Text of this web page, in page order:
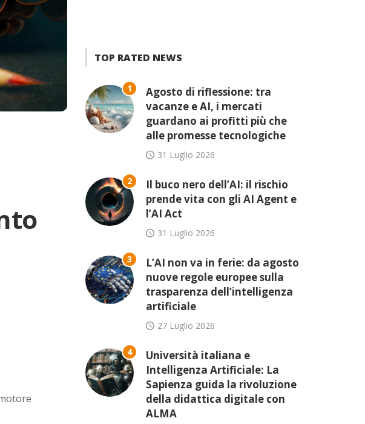
TOP RATED NEWS
1
Agosto di riflessione: tra
vacanze e AI, i mercati
guardano ai profitti più che
alle promesse tecnologiche
31 Luglio 2026
2
Il buco nero dell’AI: il rischio
prende vita con gli AI Agent e
l’AI Act
31 Luglio 2026
3
L’AI non va in ferie: da agosto
nuove regole europee sulla
trasparenza dell’intelligenza
artificiale
27 Luglio 2026
4
Università italiana e
Intelligenza Artificiale: La
Sapienza guida la rivoluzione
della didattica digitale con
ALMA